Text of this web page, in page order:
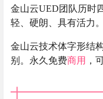
金山云UED团队历时
轻、硬朗、具有活力。
金山云技术体字形结
别。永久免费商用 ，